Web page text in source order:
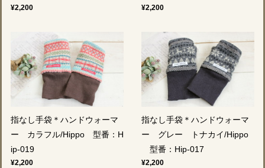
¥2,200 ¥2,200
指なし手袋＊ハンドウォーマ
ー カラフル/Hippo 型番：H
ip-019
¥2,200
指なし手袋＊ハンドウォーマ
ー グレー トナカイ/Hippo
型番：Hip-017
¥2,200